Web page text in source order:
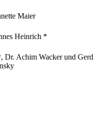
Maier
Heinrich *
Dr. Achim Wacker und Gerd